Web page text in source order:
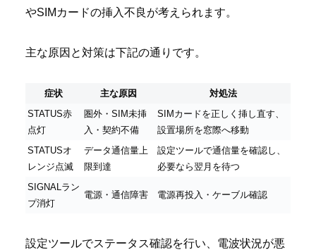
やSIMカードの挿入不良が考えられます。
主な原因と対策は下記の通りです。
症状 主な原因
対処法
STATUS赤
点灯
圏外・SIM未挿
入・契約不備
SIMカードを正しく挿し直す、
設置場所を窓際へ移動
STATUSオ
レンジ点滅
データ通信量上
限到達
設定ツールで通信量を確認し、
必要なら翌月を待つ
SIGNALラン
プ消灯
電源・通信障害 電源再投入・ケーブル確認
設定ツールでステータス確認を行い、電波状況が悪